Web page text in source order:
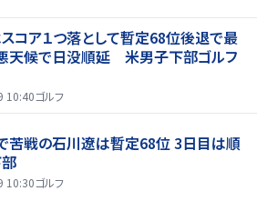
コア１つ落として暫定68位後退で最
天候で日没順延 米男子下部ゴルフ
10:40ゴルフ
苦戦の石川遼は暫定68位 3日目は順
10:30ゴルフ